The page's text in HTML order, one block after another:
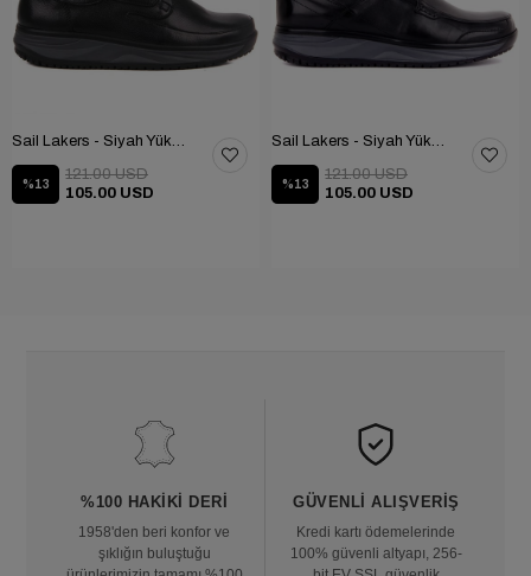
Sail Lakers - Siyah Yüksek Taban Günlük Ayakkabı 101-2817-65390
%13
105.00 USD
121.00 USD
Sail Lakers - Siyah Yüksek Taban Günlük Ayakkabı 101-2834-65390
%13
105.00 USD
121.00 USD
%100 HAKIKI DERI
1958'den beri konfor ve
şıklığın buluştuğu
GÜVENLI ALIŞVERIŞ
Kredi kartı ödemelerinde
100% güvenli altyapı, 256-